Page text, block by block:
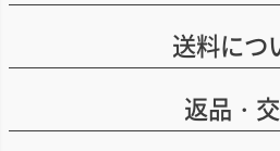
送料につ
返品・